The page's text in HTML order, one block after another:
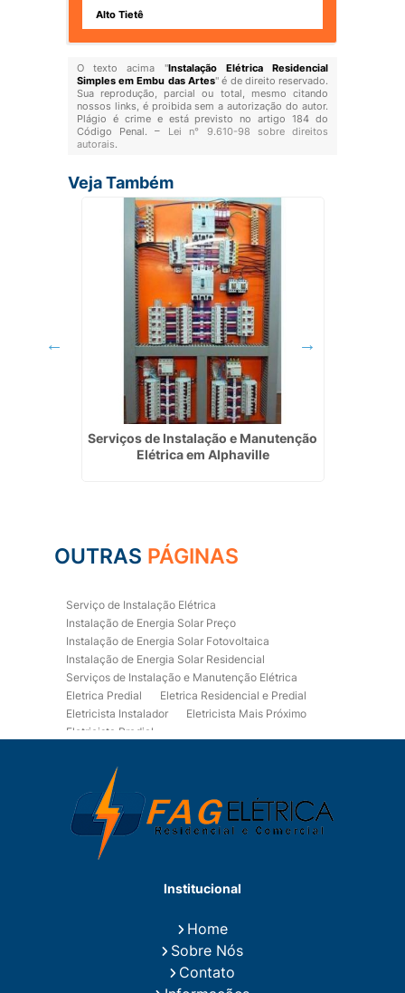
Alto Tietê
O texto acima "Instalação Elétrica Residencial
Simples em Embu das Artes" é de direito reservado.
Sua reprodução, parcial ou total, mesmo citando
nossos links, é proibida sem a autorização do autor.
Plágio é crime e está previsto no artigo 184 do
Código Penal. – Lei n° 9.610-98 sobre direitos
autorais.
Veja Também
Serviços de Instalação e Manutenção
Elétrica em Alphaville
OUTRAS PÁGINAS
Serviço de Instalação Elétrica
Instalação de Energia Solar Preço
Instalação de Energia Solar Fotovoltaica
Instalação de Energia Solar Residencial
Serviços de Instalação e Manutenção Elétrica
Eletrica Predial
Eletrica Residencial e Predial
Eletricista Instalador
Eletricista Mais Próximo
Eletricista Predial
Eletricista Residencial
Eletricista Residencial E Predial
Eletricistas de Manutenção
Empresa de Instalações Elétricas
Empresa de Manutenção Eletrica
Empresa de Prestação de Serviços Eletricos
Fiação para Instalação Eletrica Residencial
Instalação de Energia Solar Residencial Preço
Instalação de Painel Solar
Instalação de Placa Solar
Instalação de Sistema Fotovoltaico
Institucional
Home
Sobre Nós
Contato